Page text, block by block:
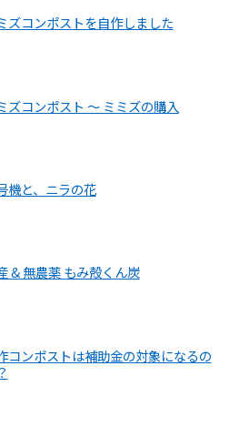
ズコンポストを自作しました
ズコンポスト ～ ミミズの購入
機と、ニラの花
& 無農薬 もみ殻くん炭
コンポストは補助金の対象になるの